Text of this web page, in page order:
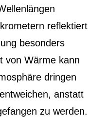
reflektiert
besonders
von Wärme kann
dringen
anstatt
zu werden.